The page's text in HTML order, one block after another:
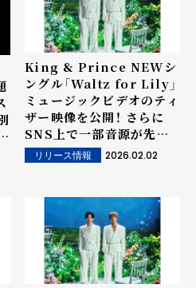
King & Prince NEWシ
ングル「Waltz for Lily」
ミュージックビデオのティ
ザー映像を公開！ さらに
SNS上で一部音源が先行
解禁！
リリース情報 2026.02.02